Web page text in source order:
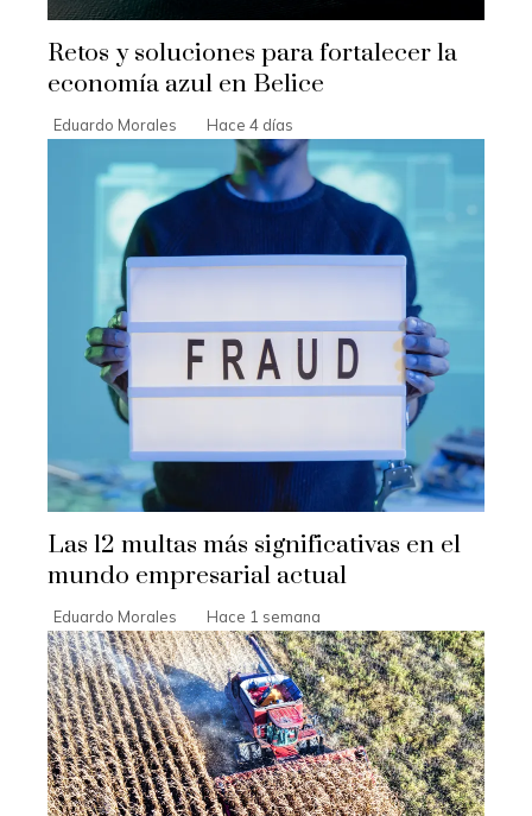
Retos y soluciones para fortalecer la
economía azul en Belice
Eduardo Morales Hace 4 días
Las 12 multas más significativas en el
mundo empresarial actual
Eduardo Morales Hace 1 semana